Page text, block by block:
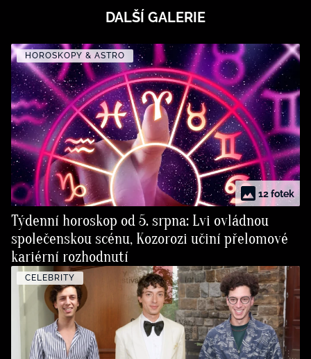
DALŠÍ GALERIE
HOROSKOPY & ASTRO
12 fotek
Týdenní horoskop od 5. srpna: Lvi ovládnou
společenskou scénu, Kozorozi učiní přelomové
kariérní rozhodnutí
CELEBRITY